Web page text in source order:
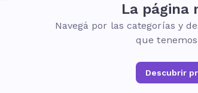
La página
Navegá por las categorías y
que
Descubrir